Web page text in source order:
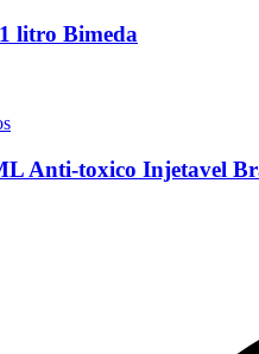
litro Bimeda
Anti-toxico Injetavel